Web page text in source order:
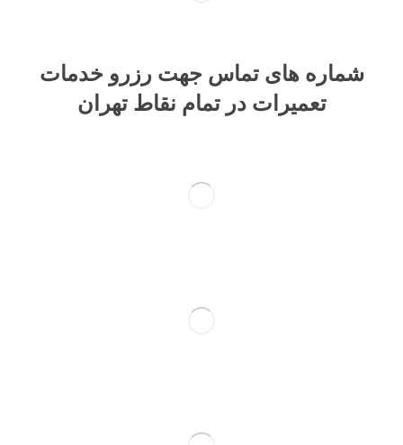
شماره های تماس​ جهت رزرو خدمات
تعمیرات در تمام نقاط تهران